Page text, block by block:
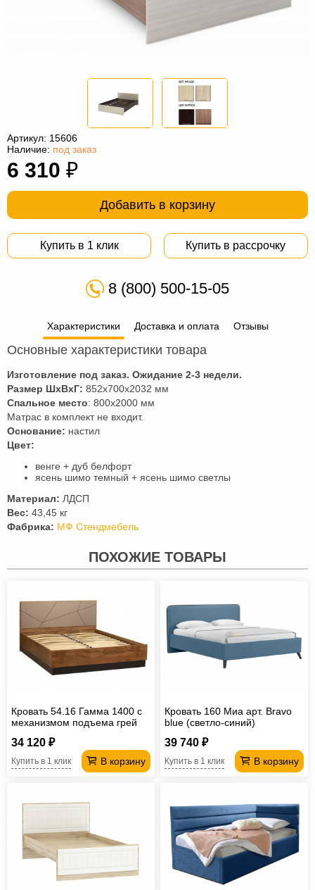
мешки
Мебель
из
Садовая
Артикул: 15606
Наличие: под заказ
6 310 ₽
Добавить в корзину
Купить в 1 клик Купить в рассрочку
8 (800) 500-15-05
Характеристики Доставка и оплата Отзывы
Основные характеристики товара
Изготовление под заказ. Ожидание 2-3 недели.
Размер ШхВхГ: 852x700x2032 мм
Спальное место: 800х2000 мм
Матрас в комплект не входит.
Основание: настил
Цвет:
венге + дуб белфорт
ясень шимо темный + ясень шимо светлы
Материал: ЛДСП
Вес: 43,45 кг
Фабрика: МФ Стендмебель
ПОХОЖИЕ ТОВАРЫ
Кровать 54.16 Гамма 1400 с
механизмом подъема грей
34 120 ₽
В корзину
Купить в 1 клик
Кровать 160 Миа арт. Bravo
blue (светло-синий)
39 740 ₽
В корзину
Купить в 1 клик